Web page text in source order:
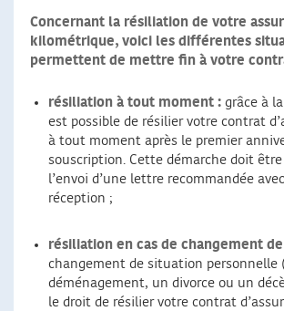
Concernant la résiliation de votre
kilométrique, voici les différentes
permettent de mettre fin à votre
résiliation à tout moment : grâce à
est possible de résilier votre contrat
à tout moment après le premier
souscription. Cette démarche doit
l’envoi d’une lettre recommandée
réception ;
résiliation en cas de changement
changement de situation personnelle
déménagement, un divorce ou un
le droit de résilier votre contrat